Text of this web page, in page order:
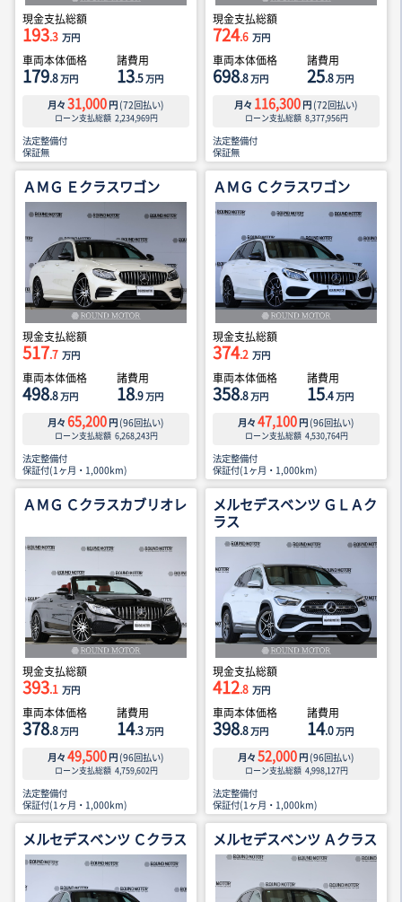
現金支払総額
193.3 万円
車両本体価格
179.8万円
諸費用
13.5万円
月々 31,000 円 (72回払い)
ローン支払総額 2,234,969円
法定整備付
保証無
現金支払総額
724.6 万円
車両本体価格
698.8万円
諸費用
25.8万円
月々 116,300 円 (72回払い)
ローン支払総額 8,377,956円
法定整備付
保証無
ＡＭＧ Ｅクラスワゴン
現金支払総額
517.7 万円
車両本体価格
498.8万円
諸費用
18.9万円
月々 65,200 円 (96回払い)
ローン支払総額 6,268,243円
法定整備付
保証付(1ヶ月・1,000km)
ＡＭＧ Ｃクラスワゴン
現金支払総額
374.2 万円
車両本体価格
358.8万円
諸費用
15.4万円
月々 47,100 円 (96回払い)
ローン支払総額 4,530,764円
法定整備付
保証付(1ヶ月・1,000km)
ＡＭＧ Ｃクラスカブリオレ
現金支払総額
393.1 万円
車両本体価格
378.8万円
諸費用
14.3万円
月々 49,500 円 (96回払い)
ローン支払総額 4,759,602円
法定整備付
保証付(1ヶ月・1,000km)
メルセデスベンツ ＧＬＡク
ラス
現金支払総額
412.8 万円
車両本体価格
398.8万円
諸費用
14.0万円
月々 52,000 円 (96回払い)
ローン支払総額 4,998,127円
法定整備付
保証付(1ヶ月・1,000km)
メルセデスベンツ Ｃクラス メルセデスベンツ Ａクラス